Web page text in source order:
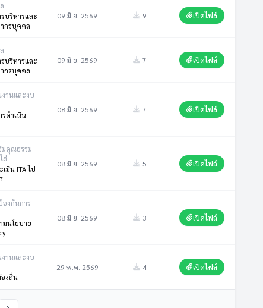
บริหารและ
กรบุคคล
09 มิ.ย. 2569 9 เปิดไฟล์
บริหารและ
กรบุคคล
09 มิ.ย. 2569 7 เปิดไฟล์
านและงบ
รดำเนิน
08 มิ.ย. 2569 7 เปิดไฟล์
มคุณธรรม
ส่
มิน ITA ไป
08 มิ.ย. 2569 5 เปิดไฟล์
งกันการ
มนโยบาย
08 มิ.ย. 2569 3 เปิดไฟล์
านและงบ
งถิ่น
29 พ.ค. 2569 4 เปิดไฟล์